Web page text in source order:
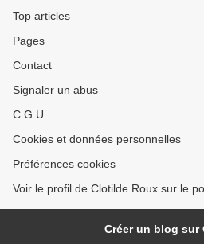
Top articles
Pages
Contact
Signaler un abus
C.G.U.
Cookies et données personnelles
Préférences cookies
Voir le profil de Clotilde Roux sur le
Créer un blog sur